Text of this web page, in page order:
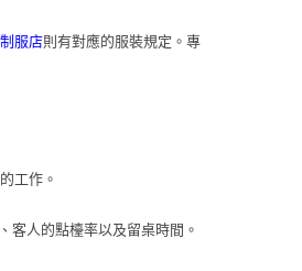
制服店則有對應的服裝規定。專
工作。
客人的點檯率以及留桌時間。